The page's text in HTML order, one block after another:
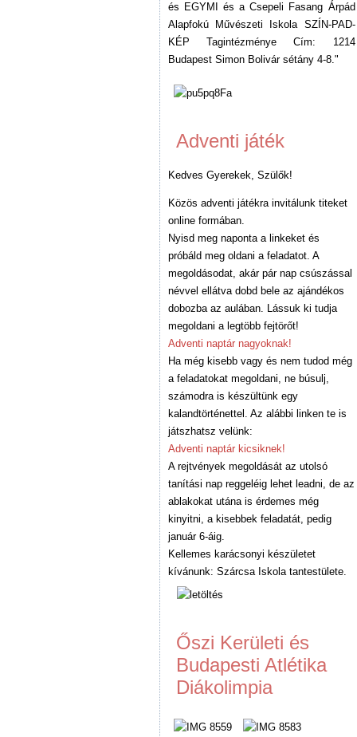
és EGYMI és a Csepeli Fasang Árpád
Alapfokú Művészeti Iskola SZÍN-PAD-
KÉP Tagintézménye Cím: 1214
Budapest Simon Bolivár sétány 4-8."
Adventi játék
Kedves Gyerekek, Szülők!
Közös adventi játékra invitálunk titeket
online formában.
Nyisd meg naponta a linkeket és
próbáld meg oldani a feladatot. A
megoldásodat, akár pár nap csúszással
névvel ellátva dobd bele az ajándékos
dobozba az aulában. Lássuk ki tudja
megoldani a legtöbb fejtörőt!
Adventi naptár nagyoknak!
Ha még kisebb vagy és nem tudod még
a feladatokat megoldani, ne búsulj,
számodra is készültünk egy
kalandtörténettel. Az alábbi linken te is
játszhatsz velünk:
Adventi naptár kicsiknek!
A rejtvények megoldását az utolsó
tanítási nap reggeléig lehet leadni, de az
ablakokat utána is érdemes még
kinyitni, a kisebbek feladatát, pedig
január 6-áig.
Kellemes karácsonyi készületet
kívánunk: Szárcsa Iskola tantestülete.
Őszi Kerületi és
Budapesti Atlétika
Diákolimpia